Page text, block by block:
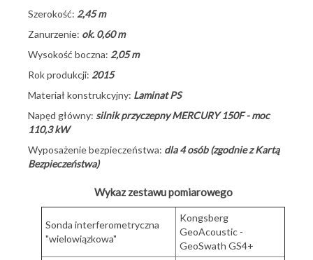
Szerokość: 2,45 m
Zanurzenie: ok. 0,60 m
Wysokość boczna: 2,05 m
Rok produkcji: 2015
Materiał konstrukcyjny: Laminat PS
Napęd główny: silnik przyczepny MERCURY 150F - moc
110,3 kW
Wyposażenie bezpieczeństwa: dla 4 osób (zgodnie z Kartą
Bezpieczeństwa)
Wykaz zestawu pomiarowego
Sonda interferometryczna
"wielowiązkowa"
Kongsberg
GeoAcoustic -
GeoSwath GS4+